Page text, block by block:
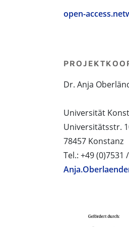
open-
Dr. Anja
Universität
Universitätsstr.
78457 Konstanz
Tel.: +49 (0)7531